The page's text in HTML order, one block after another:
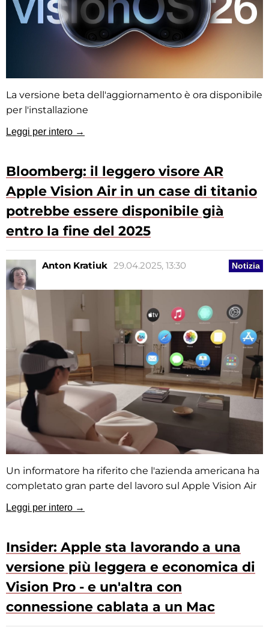
La versione beta dell'aggiornamento è ora disponibile
per l'installazione
Leggi per intero →
Bloomberg: il leggero visore AR
Apple Vision Air in un case di titanio
potrebbe essere disponibile già
entro la fine del 2025
Notizia
Anton Kratiuk 29.04.2025, 13:30
Un informatore ha riferito che l'azienda americana ha
completato gran parte del lavoro sul Apple Vision Air
Leggi per intero →
Insider: Apple sta lavorando a una
versione più leggera e economica di
Vision Pro - e un'altra con
connessione cablata a un Mac